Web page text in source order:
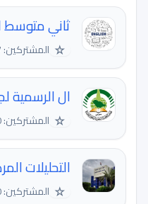
ثاني متوسط
☆ المشتركين: 107
ال الرسمية
☆ المشتركين: 6,250
التحليلات
☆ المشتركين: 360